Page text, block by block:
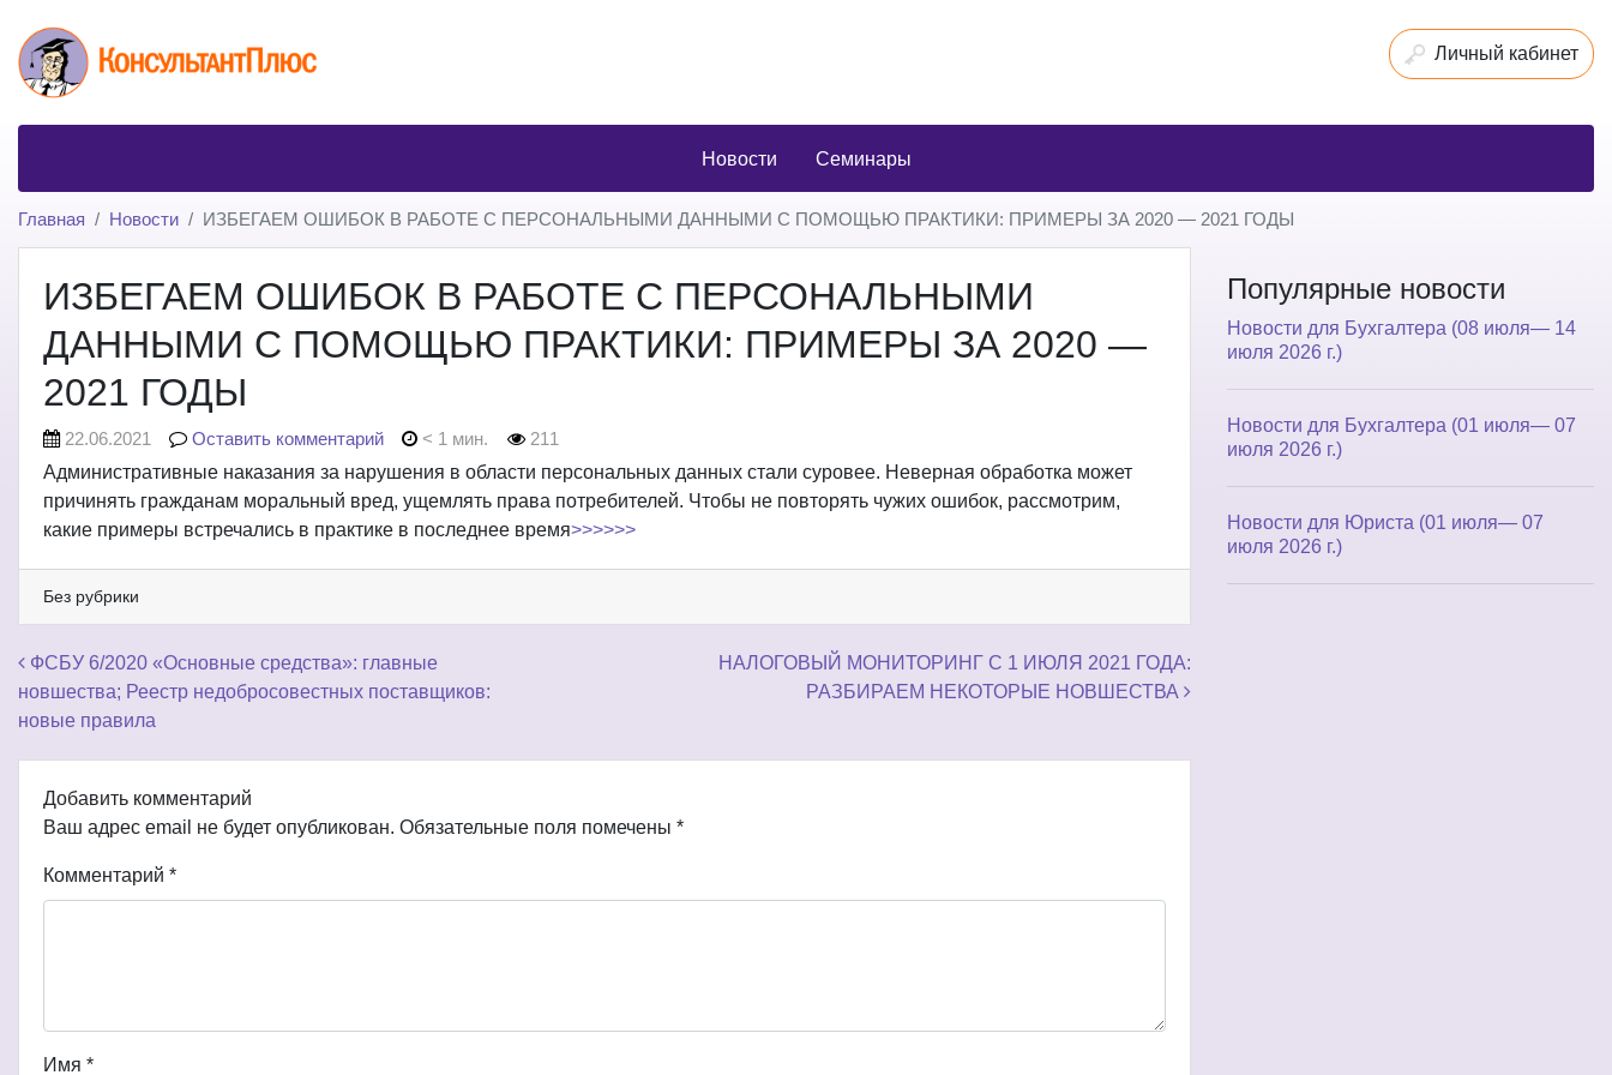
Личный кабинет
Новости Семинары
Главная Новости ИЗБЕГАЕМ ОШИБОК В РАБОТЕ С ПЕРСОНАЛЬНЫМИ ДАННЫМИ С ПОМОЩЬЮ ПРАКТИКИ: ПРИМЕРЫ ЗА 2020 — 2021 ГОДЫ
ИЗБЕГАЕМ ОШИБОК В РАБОТЕ С ПЕРСОНАЛЬНЫМИ
ДАННЫМИ С ПОМОЩЬЮ ПРАКТИКИ: ПРИМЕРЫ ЗА 2020 —
2021 ГОДЫ
22.06.2021 Оставить комментарий < 1 мин.
211
Административные наказания за нарушения в области персональных данных стали суровее. Неверная обработка может
причинять гражданам моральный вред, ущемлять права потребителей. Чтобы не повторять чужих ошибок, рассмотрим,
какие примеры встречались в практике в последнее время>>>>>>
Без рубрики
Навигация по записям
ФСБУ 6/2020 «Основные средства»: главные
новшества; Реестр недобросовестных поставщиков:
новые правила
НАЛОГОВЫЙ МОНИТОРИНГ С 1 ИЮЛЯ 2021 ГОДА:
РАЗБИРАЕМ НЕКОТОРЫЕ НОВШЕСТВА
Добавить комментарий
Ваш адрес email не будет опубликован. Обязательные поля помечены *
Комментарий *
Имя *
Популярные новости
Новости для Бухгалтера (08 июля— 14
июля 2026 г.)
Новости для Бухгалтера (01 июля— 07
июля 2026 г.)
Новости для Юриста (01 июля— 07
июля 2026 г.)